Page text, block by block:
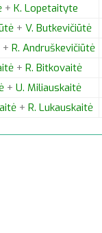
+ K. Lopetaityte
+ V. Butkevičiūtė
+ R. Andruškevičiūtė
+ R. Bitkovaitė
+ U. Miliauskaitė
+ R. Lukauskaitė